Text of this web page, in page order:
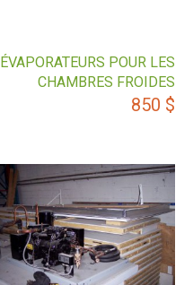
ÉVAPORATEURS POUR LES
CHAMBRES FROIDES
850 $